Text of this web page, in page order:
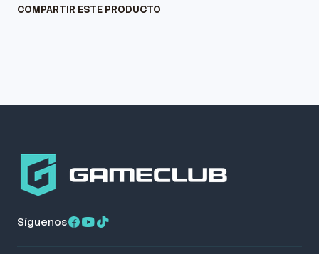
COMPARTIR ESTE PRODUCTO
Síguenos